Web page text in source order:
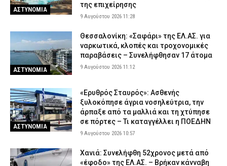
ΑΣΤΥΝΟΜΙΑ
της επιχείρησης
9 Αυγούστου 2026 11:28
ΑΣΤΥΝΟΜΙΑ
Θεσσαλονίκη: «Σαφάρι» της ΕΛ.ΑΣ. για
ναρκωτικά, κλοπές και τροχονομικές
παραβάσεις – Συνελήφθησαν 17 άτομα
9 Αυγούστου 2026 11:12
ΑΣΤΥΝΟΜΙΑ
«Ερυθρός Σταυρός»: Ασθενής
ξυλοκόπησε άγρια νοσηλεύτρια, την
άρπαξε από τα μαλλιά και τη χτύπησε
σε πόρτες – Τι καταγγέλλει η ΠΟΕΔΗΝ
9 Αυγούστου 2026 10:57
Χανιά: Συνελήφθη 52χρονος μετά από
«έφοδο» της ΕΛ.ΑΣ. – Βρήκαν κάνναβη